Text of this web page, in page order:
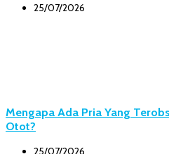
25/07/2026
Mengapa Ada Pria Yang
Otot?
25/07/2026